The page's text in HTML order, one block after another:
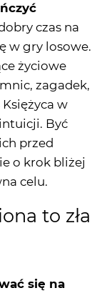
czas na
w gry losowe.
życiowe
zagadek,
w
Być
przed
o krok bliżej
celu.
to zła
się na